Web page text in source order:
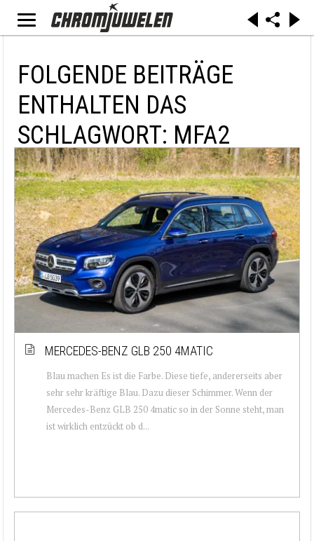
FOLGENDE BEITRÄGE
ENTHALTEN DAS
SCHLAGWORT: MFA2
MERCEDES-BENZ GLB 250 4MATIC
Blau machen Es ist die Farbe. Diese tiefe, andererseits aber
sehr sehr kräftige Blau. Dazu dieser Schimmer. Wenn der
Mercedes-Benz GLB 250 4matic so in der Sonne steht, man
ist wirklich entzückt ob d...